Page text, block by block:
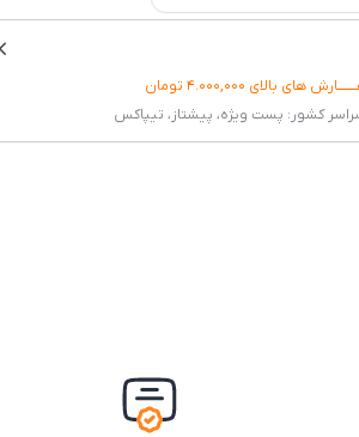
های بالای 4.000,000 تومان
کشور: پست ویژه، پیشتاز، تیپاکس